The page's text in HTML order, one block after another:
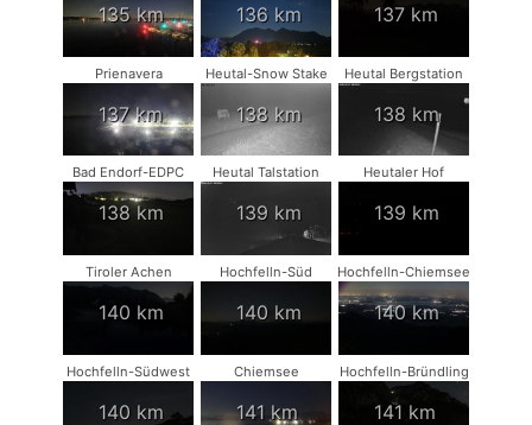
135 km 136 km 137 km
Prienavera
137 km
Heutal-Snow Stake
138 km
Heutal Bergstation
138 km
Bad Endorf-EDPC
138 km
Heutal Talstation
139 km
Heutaler Hof
139 km
Tiroler Achen
140 km
Hochfelln-Süd
140 km
Hochfelln-Chiemsee
140 km
Hochfelln-Südwest
140 km
Chiemsee
141 km
Hochfelln-Bründling
141 km